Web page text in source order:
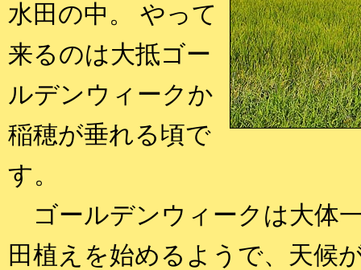
水田の中。 やって
来るのは大抵ゴー
ルデンウィークか
稲穂が垂れる頃で
す。
ゴールデンウィークは大体
田植えを始めるようで、天候